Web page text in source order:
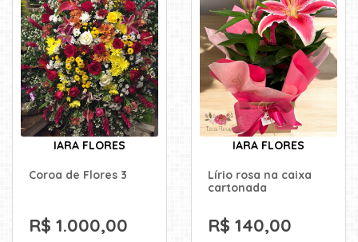
IARA FLORES
Coroa de Flores 3
R$ 1.000,00
IARA FLORES
Lírio rosa na caixa
cartonada
R$ 140,00